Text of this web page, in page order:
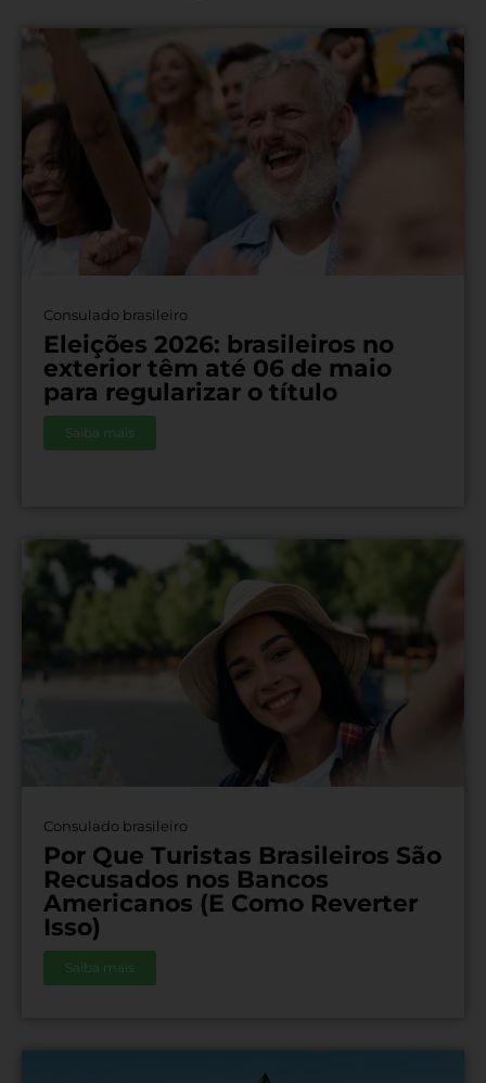
Consulado brasileiro
Eleições 2026: brasileiros no
exterior têm até 06 de maio
para regularizar o título
Saiba mais
Consulado brasileiro
Por Que Turistas Brasileiros São
Recusados nos Bancos
Americanos (E Como Reverter
Isso)
Saiba mais